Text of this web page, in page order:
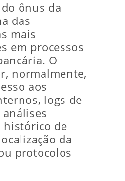
ônus da
das
mais
em processos
O
normalmente,
aos
logs de
análises
histórico de
da
protocolos